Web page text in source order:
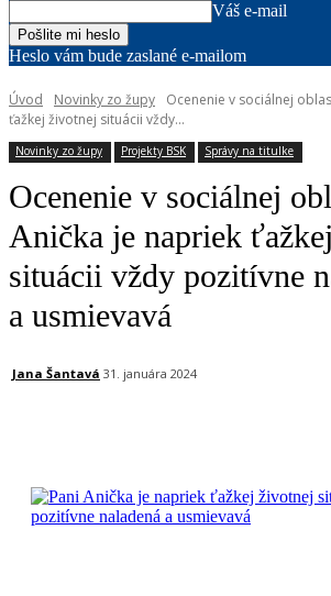
Váš e-mail
Heslo vám bude zaslané e-mailom
Úvod Novinky zo župy
Ocenenie v sociálnej
ťažkej životnej situácii vždy...
Novinky zo župy Projekty BSK Správy na titulke
Ocenenie v sociálnej
Anička je napriek
situácii vždy pozitívne
a usmievavá
Jana Šantavá 31. januára 2024